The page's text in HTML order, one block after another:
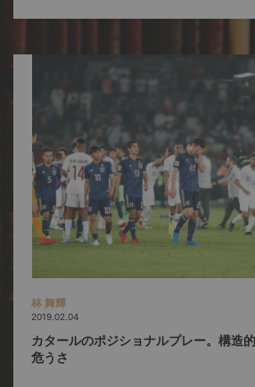
林 舞輝
2019.02.04
カタールのポジショナルプレー。構造
危うさ